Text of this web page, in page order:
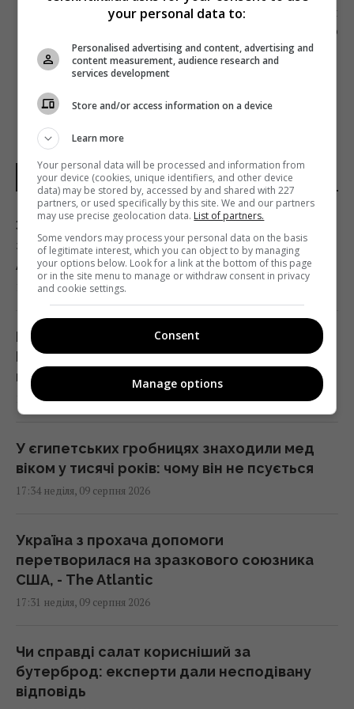
Наступна стаття
ВАСИЛЬ ГОЛОВАНОВ ПРИЄДНАВСЯ ДО
КОМАНДИ «МЕДІА ГРУПА УКРАЇНА»
НОВИНИ УКРАЇНИ І СВІТУ
За чотири роки війна зазнала ключової
зміни, що дуже не подобається Путіну, -
ABC News
18:12 неділя, 09 серпня 2026
Гороскоп на 10 серпня за картами Таро:
Близнюкам – старі переконання, Дівам –
цілі
18:00 неділя, 09 серпня 2026
У єгипетських гробницях знаходили мед
віком у тисячі років: чому він не псується
17:34 неділя, 09 серпня 2026
Україна з прохача допомоги
перетворилася на зразкового союзника
США, - The Atlantic
17:31 неділя, 09 серпня 2026
Чи справді салат корисніший за
бутерброд: експерти дали несподівану
відповідь
your personal data to:
Personalised advertising and content, advertising and
content measurement, audience research and
services development
Store and/or access information on a device
Learn more
Your personal data will be processed and information from
your device (cookies, unique identifiers, and other device
data) may be stored by, accessed by and shared with 227
partners, or used specifically by this site. We and our partners
may use precise geolocation data. List of partners.
Some vendors may process your personal data on the basis
of legitimate interest, which you can object to by managing
your options below. Look for a link at the bottom of this page
or in the site menu to manage or withdraw consent in privacy
and cookie settings.
Consent
Manage options